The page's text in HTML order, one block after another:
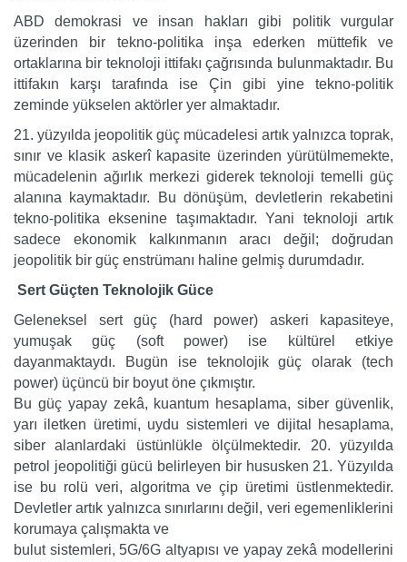
ABD demokrasi ve insan hakları gibi politik vurgular
üzerinden bir tekno-politika inşa ederken müttefik ve
ortaklarına bir teknoloji ittifakı çağrısında bulunmaktadır. Bu
ittifakın karşı tarafında ise Çin gibi yine tekno-politik
zeminde yükselen aktörler yer almaktadır.
21. yüzyılda jeopolitik güç mücadelesi artık yalnızca toprak,
sınır ve klasik askerî kapasite üzerinden yürütülmemekte,
mücadelenin ağırlık merkezi giderek teknoloji temelli güç
alanına kaymaktadır. Bu dönüşüm, devletlerin rekabetini
tekno-politika eksenine taşımaktadır. Yani teknoloji artık
sadece ekonomik kalkınmanın aracı değil; doğrudan
jeopolitik bir güç enstrümanı haline gelmiş durumdadır.
Sert Güçten Teknolojik Güce
Geleneksel sert güç (hard power) askeri kapasiteye,
yumuşak güç (soft power) ise kültürel etkiye
dayanmaktaydı. Bugün ise teknolojik güç olarak (tech
power) üçüncü bir boyut öne çıkmıştır.
Bu güç yapay zekâ, kuantum hesaplama, siber güvenlik,
yarı iletken üretimi, uydu sistemleri ve dijital hesaplama,
siber alanlardaki üstünlükle ölçülmektedir. 20. yüzyılda
petrol jeopolitiği gücü belirleyen bir hususken 21. Yüzyılda
ise bu rolü veri, algoritma ve çip üretimi üstlenmektedir.
Devletler artık yalnızca sınırlarını değil, veri egemenliklerini
korumaya çalışmakta ve
bulut sistemleri, 5G/6G altyapısı ve yapay zekâ modellerini